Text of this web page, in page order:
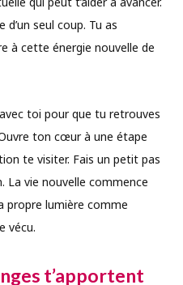
d’un seul coup. Tu as
à cette énergie nouvelle de
toi pour que tu retrouves
ton cœur à une étape
te visiter. Fais un petit pas
La vie nouvelle commence
propre lumière comme
vécu.
t’apportent